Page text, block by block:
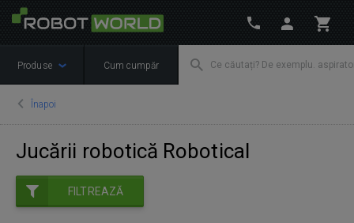
Produse Cum cumpăr
Înapoi
Jucării robotică Robotical
FILTREAZĂ